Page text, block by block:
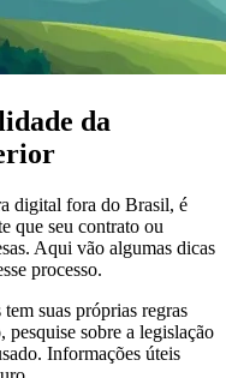
da
digital fora do Brasil, é
que seu contrato ou
Aqui vão algumas dicas
processo.
tem suas próprias regras
pesquise sobre a legislação
Informações úteis